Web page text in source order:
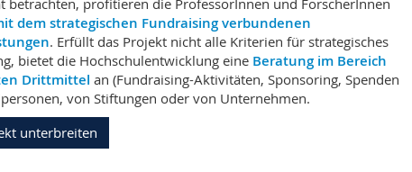
dem strategischen Fundraising verbundenen
. Erfüllt das Projekt nicht alle Kriterien für strategisches
bietet die Hochschulentwicklung eine Beratung im Bereich
Drittmittel an (Fundraising-Aktivitäten, Sponsoring, Spenden
von Stiftungen oder von Unternehmen.
unterbreiten